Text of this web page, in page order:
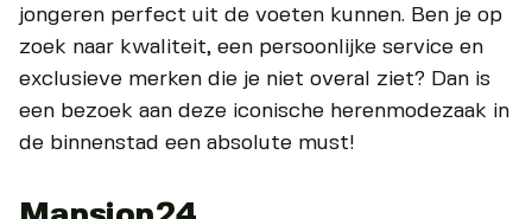
jongeren perfect uit de voeten kunnen. Ben je op
zoek naar kwaliteit, een persoonlijke service en
exclusieve merken die je niet overal ziet? Dan is
een bezoek aan deze iconische herenmodezaak in
de binnenstad een absolute must!